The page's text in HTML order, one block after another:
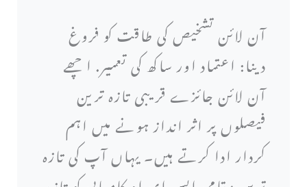
آن لائن تشخیص کی طاقت کو فروغ
دینا: اعتماد اور ساکھ کی تعمیر. اچھے
آن لائن جائزے قریبی تازہ ترین
فیصلوں پر اثر انداز ہونے میں اہم
کردار ادا کرتے ہیں۔ یہاں آپ کی تازہ